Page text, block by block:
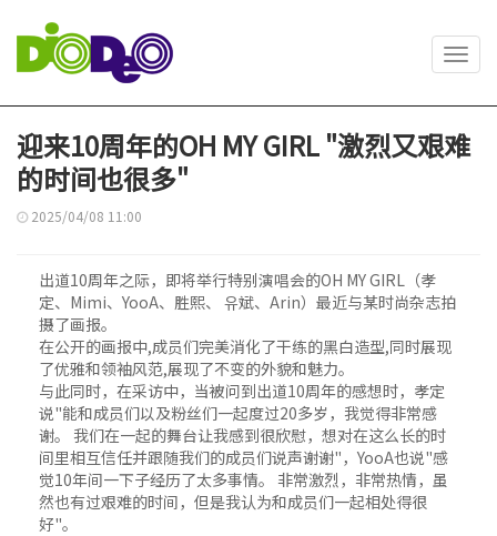
迎来10周年的OH MY GIRL "激烈又艰难
的时间也很多"
2025/04/08 11:00
出道10周年之际，即将举行特别演唱会的OH MY GIRL（孝
定、Mimi、YooA、胜熙、 유斌、Arin）最近与某时尚杂志拍
摄了画报。
在公开的画报中,成员们完美消化了干练的黑白造型,同时展现
了优雅和领袖风范,展现了不变的外貌和魅力。
与此同时，在采访中，当被问到出道10周年的感想时，孝定
说"能和成员们以及粉丝们一起度过20多岁，我觉得非常感
谢。 我们在一起的舞台让我感到很欣慰，想对在这么长的时
间里相互信任并跟随我们的成员们说声谢谢"，YooA也说"感
觉10年间一下子经历了太多事情。 非常激烈，非常热情，虽
然也有过艰难的时间，但是我认为和成员们一起相处得很
好"。